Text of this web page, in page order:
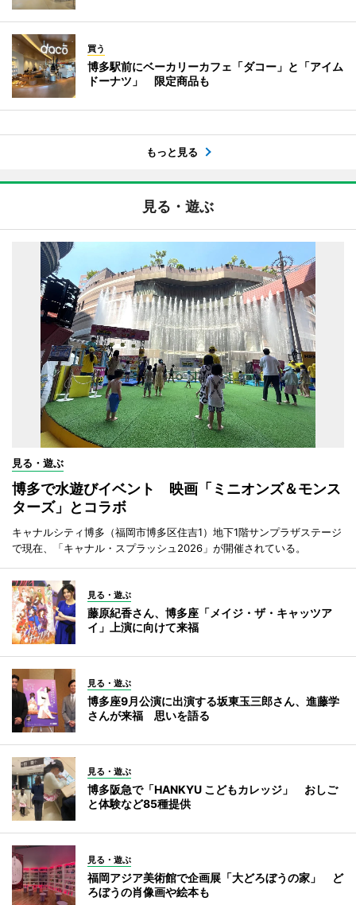
買う
博多駅前にベーカリーカフェ「ダコー」と「アイム
ドーナツ」 限定商品も
もっと見る
見る・遊ぶ
見る・遊ぶ
博多で水遊びイベント 映画「ミニオンズ＆モンス
ターズ」とコラボ
キャナルシティ博多（福岡市博多区住吉1）地下1階サンプラザステージ
で現在、「キャナル・スプラッシュ2026」が開催されている。
見る・遊ぶ
藤原紀香さん、博多座「メイジ・ザ・キャッツア
イ」上演に向けて来福
見る・遊ぶ
博多座9月公演に出演する坂東玉三郎さん、進藤学
さんが来福 思いを語る
見る・遊ぶ
博多阪急で「HANKYU こどもカレッジ」 おしご
と体験など85種提供
見る・遊ぶ
福岡アジア美術館で企画展「大どろぼうの家」 ど
ろぼうの肖像画や絵本も